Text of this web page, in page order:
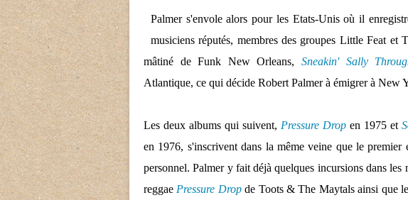
Palmer s'envole alors pour les Etats-Unis où il
musiciens réputés, membres des groupes Little Feat
mâtiné de Funk New Orleans, Sneakin' Sally
Atlantique, ce qui décide Robert Palmer à émigrer à New
Les deux albums qui suivent, Pressure Drop en 1975 et
en 1976, s'inscrivent dans la même veine que le premier
personnel. Palmer y fait déjà quelques incursions dans les
reggae Pressure Dropde Toots & The Maytals ainsi que